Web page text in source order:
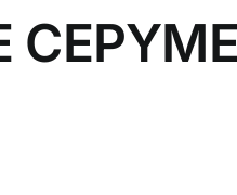
CEPYME